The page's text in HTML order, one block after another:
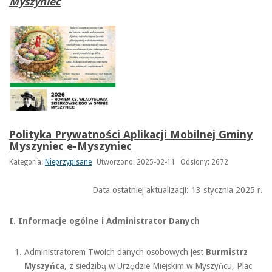
Polityka Prywatności Aplikacji Mobilnej Gminy
Myszyniec e-Myszyniec
Kategoria: Nieprzypisane Utworzono: 2025-02-11 Odsłony: 2672
Data ostatniej aktualizacji: 13 stycznia 2025 r.
I. Informacje ogólne i Administrator Danych
Administratorem Twoich danych osobowych jest Burmistrz
Myszyńca, z siedzibą w Urzędzie Miejskim w Myszyńcu, Plac